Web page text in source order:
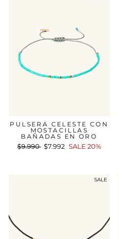
PULSERA CELESTE CON
MOSTACILLAS
BAÑADAS EN ORO
Precio
$9.990 Precio
$7.992 SALE 20%
SALE